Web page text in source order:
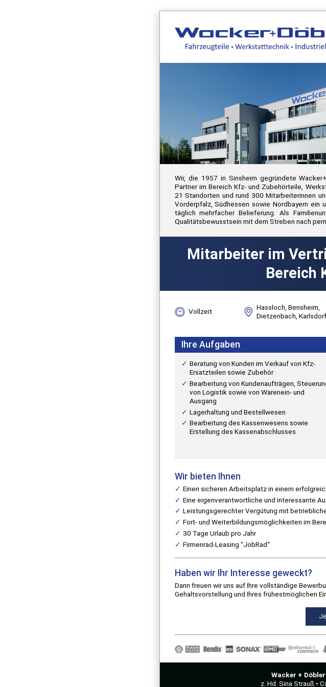
Wir, die 1957 in Sinsheim gegründete
Partner im Bereich Kfz- und Zubehörteile,
21 Standorten und rund 300 Mitarbeiterinnen
Vorderpfalz, Südhessen sowie Nordbayern
täglich mehrfacher Belieferung. Als
Qualitätsbewusstsein mit dem Streben nach
Mitarbeiter im
Bereich
Vollzeit
Hassloch, Bensheim,
Dietzenbach, Karlsdorf
Ihre Aufgaben
Beratung von Kunden im Verkauf von Kfz-
Ersatzteilen sowie Zubehör
Bearbeitung von Kundenaufträgen,
von Logistik sowie von Warenein- und
Ausgang
Lagerhaltung und Bestellwesen
Bearbeitung des Kassenwesens sowie
Erstellung des Kassenabschlusses
Wir bieten Ihnen
Einen sicheren Arbeitsplatz in einem
Eine eigenverantwortliche und interessante
Leistungsgerechter Vergütung mit
Fort- und Weiterbildungsmöglichkeiten im
30 Tage Urlaub pro Jahr
Firmenrad-Leasing “JobRad“
Haben wir Ihr Interesse geweckt?
Dann freuen wir uns auf Ihre vollständige
Gehaltsvorstellung und Ihres frühestmöglichen
Wacker +
z. Hd. Sina Strauß •